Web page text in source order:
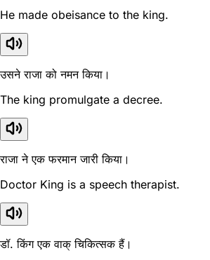
He made obeisance to the king.
उसने राजा को नमन किया।
The king promulgate a decree.
राजा ने एक फरमान जारी किया।
Doctor King is a speech therapist.
डॉ. किंग एक वाक् चिकित्सक हैं।